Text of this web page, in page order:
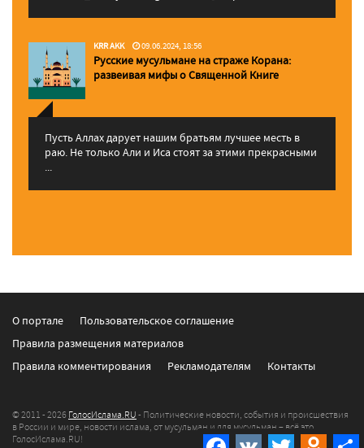
KRR AKK 09.06.2024, 18:56
Русские мусульмане на страже Корана:
pазвеивая мифы о Священной Книге
Пусть Аллах дарует нашим братьям лучшее месть в
раю. Не только Али и Иса стоят за этими прекрасными
...
Facebook
VK Twitter
О портале
Пользовательское соглашение
Правила размещения материалов
Правила комментирования
Рекламодателям Контакты
© 2011 - 2026 ГолосИслама.RU - Политические новости, события и происшествия
в России и мире, новости ислама, от мусульман и для мусульман – всё это
ГолосИслама.RU!